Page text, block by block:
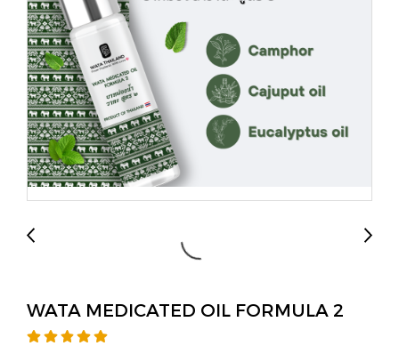
WATA MEDICATED OIL FORMULA 2